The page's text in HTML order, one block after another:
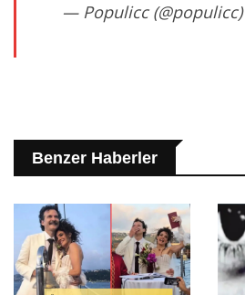
— Populicc (@populicc)
Benzer Haberler